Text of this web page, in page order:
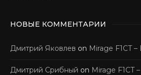
НОВЫЕ КОММЕНТАРИИ
Дмитрий Яковлев on Mirage F1CT
Дмитрий Срибный on Mirage F1CT